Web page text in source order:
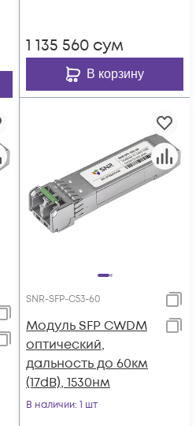
1 135 560 сум
В корзину
SNR-SFP-C53-60
Модуль SFP CWDM
оптический,
дальность до 60км
(17dB), 1530нм
В наличии: 1 шт